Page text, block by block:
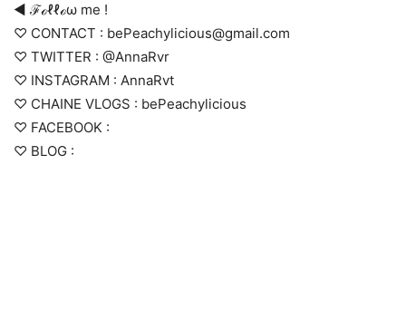
◄ ℱℴℓℓℴω me !
♡ CONTACT : bePeachylicious@gmail.com
♡ TWITTER : @AnnaRvr
♡ INSTAGRAM : AnnaRvt
♡ CHAINE VLOGS : bePeachylicious
♡ FACEBOOK :
♡ BLOG :